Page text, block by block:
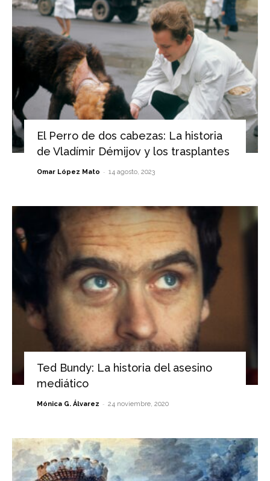
El Perro de dos cabezas: La historia
de Vladímir Démijov y los trasplantes
Omar López Mato - 14 agosto, 2023
Ted Bundy: La historia del asesino
mediático
Mónica G. Álvarez - 24 noviembre, 2020